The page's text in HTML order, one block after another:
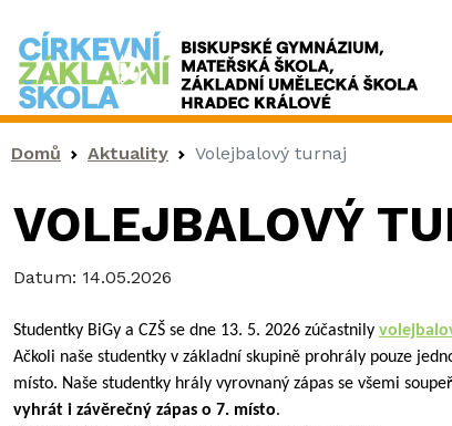
Drobečková navigace
Domů Aktuality Volejbalový turnaj
VOLEJBALOVÝ
Datum: 14.05.2026
Studentky BiGy a CZŠ se dne 13. 5. 2026 zúčastnily
Ačkoli naše studentky v základní skupině prohrály pouze
místo. Naše studentky hrály vyrovnaný zápas se všemi
vyhrát i závěrečný zápas o 7. místo.